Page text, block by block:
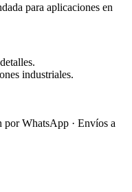
para aplicaciones en
industriales.
por WhatsApp · Envíos a